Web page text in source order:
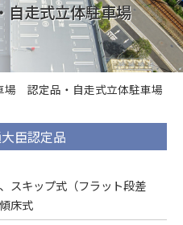
走式立体駐車場
場 認定品・自走式立体駐車場
臣認定品
スキップ式（フラット段差
床式